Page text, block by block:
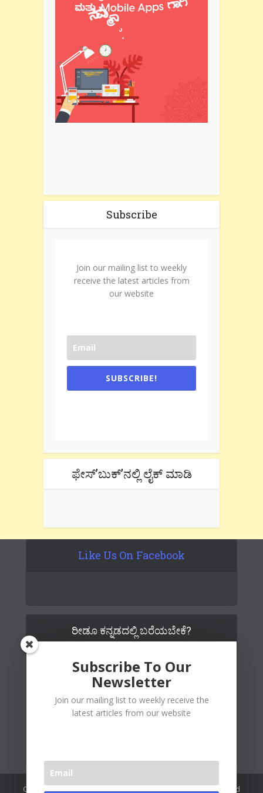
Subscribe
Join our mailing list to weekly
receive the latest articles from
our website
SUBSCRIBE!
ಫೇಸ್’ಬುಕ್’ನಲ್ಲಿ ಲೈಕ್ ಮಾಡಿ
Like Us On Facebook
ರೀಡೂ ಕನ್ನಡದಲ್ಲಿ ಬರೆಯಬೇಕೆ?
Copywrite© 2026 Readoo Media Private Limited. Created and
Subscribe To Our
Newsletter
Join our mailing list to weekly receive the
latest articles from our website